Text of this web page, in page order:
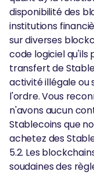
disponibilité des
institutions
sur diverses
code logiciel qu'ils
transfert de
activité illégale ou
l'ordre. Vous
n'avons aucun
Stablecoins que
achetez des
5.2. Les
soudaines des